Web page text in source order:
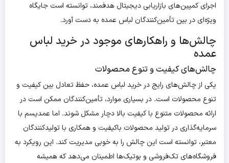
اجرای کمپین‌های بازاریابی دیجیتال هدفمند، توانسته است جایگاه
ویژه‌ای در بین تأمین‌کنندگان لباس عمده به دست آورد.
چالش‌ها و راهکارهای موجود در خرید لباس
عمده
چالش‌های کیفیت و تنوع محصولات
یکی از چالش‌های رایج در خرید لباس عمده، حفظ تعادل بین کیفیت و
تنوع محصولات است. در بسیاری موارد، تأمین‌کنندگان ممکن است در
ارائه محصولات متنوع با کیفیت بالا دچار مشکل شوند. اما عمدیسم با
سرمایه‌گذاری در تولید محصولات باکیفیت و همکاری با تولیدکنندگان
معتبر، توانسته است این چالش را به خوبی مدیریت کند. این رویکرد به
فروشگاه‌های تک‌فروشی و بوتیک‌ها اطمینان می‌دهد که همیشه